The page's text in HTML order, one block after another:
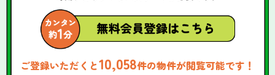
ご登録いただくと10,058件の物件が閲覧可能です！